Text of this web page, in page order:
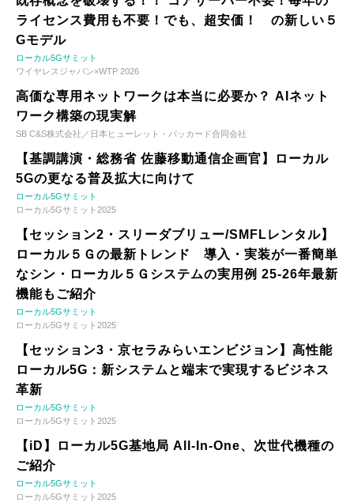
ライセンス費用も不要！でも、超安価！ の新しい５
Gモデル
ローカル5Gサミット
ワイヤレスジャパン×WTP 2026
高価な専用ネットワークは本当に必要か？ AIネット
ワーク構築の現実解
SB C&S株式会社／日本ヒューレット・パッカード合同会社
【基調講演・総務省 佐藤移動通信企画官】ローカル
5Gの更なる普及拡大に向けて
ローカル5Gサミット
ローカル5Gサミット2025
【セッション2・スリーダブリュー/SMFLレンタル】
ローカル５Ｇの最新トレンド 導入・実装が一番簡単
なシン・ローカル５Ｇシステムの実用例 25-26年最新
機能もご紹介
ローカル5Gサミット
ローカル5Gサミット2025
【セッション3・京セラみらいエンビジョン】高性能
ローカル5G：新システムと端末で実現するビジネス
革新
ローカル5Gサミット
ローカル5Gサミット2025
【iD】ローカル5G基地局 All-In-One、次世代機種の
ご紹介
ローカル5Gサミット
ローカル5Gサミット2025